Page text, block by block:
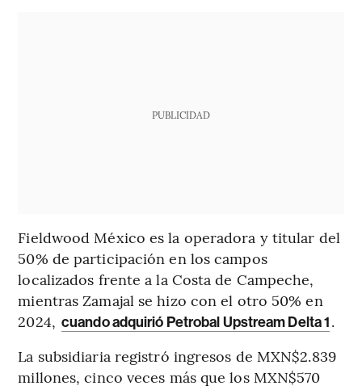
PUBLICIDAD
Fieldwood México es la operadora y titular del
50% de participación en los campos
localizados frente a la Costa de Campeche,
mientras Zamajal se hizo con el otro 50% en
2024, cuando adquirió Petrobal Upstream Delta 1.
La subsidiaria registró ingresos de MXN$2.839
millones, cinco veces más que los MXN$570